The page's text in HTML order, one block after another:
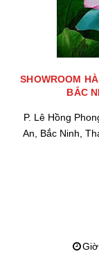
SHOWROOM
BẮC
P. Lê Hồng
An, Bắc Ninh,